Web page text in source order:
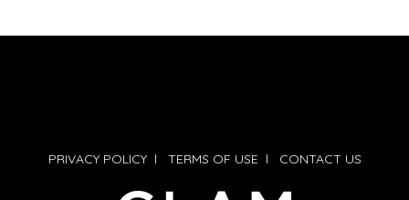
PRIVACY POLICYl TERMS OF USE l CONTACT US